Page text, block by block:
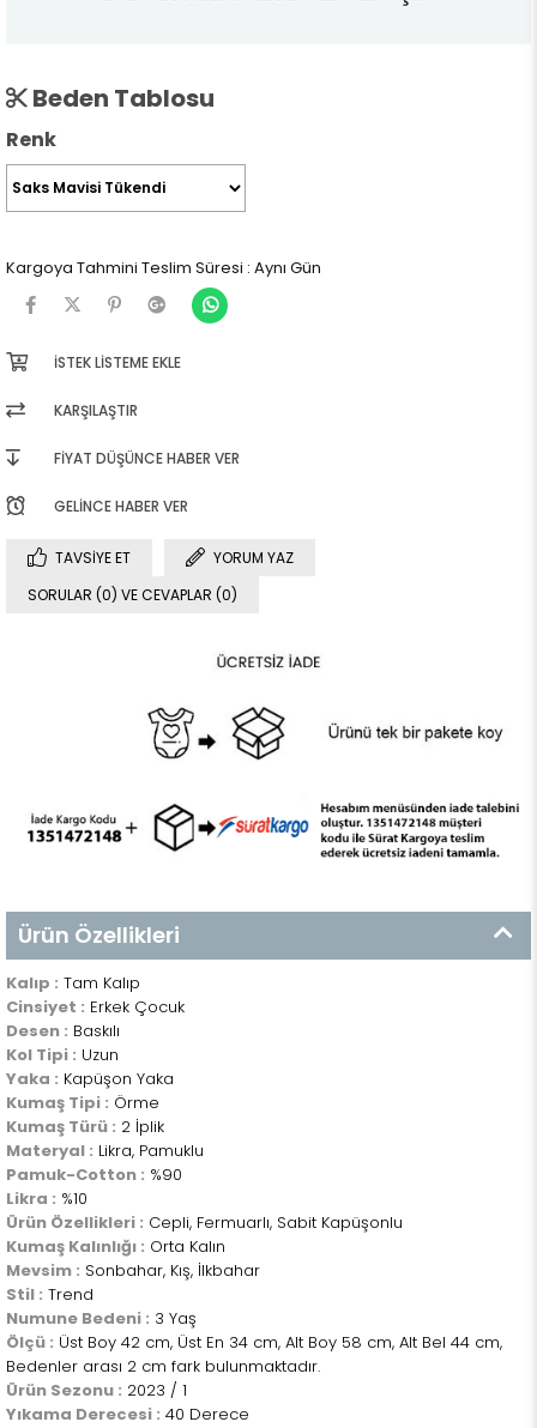
Beden Tablosu
Renk
Kargoya Tahmini Teslim Süresi : Aynı Gün
İSTEK LISTEME EKLE
KARŞILAŞTIR
FIYAT DÜŞÜNCE HABER VER
GELINCE HABER VER
TAVSIYE ET
YORUM YAZ
SORULAR (0) VE CEVAPLAR (0)
Ürün Özellikleri
Kalıp : Tam Kalıp
Cinsiyet : Erkek Çocuk
Desen : Baskılı
Kol Tipi : Uzun
Yaka : Kapüşon Yaka
Kumaş Tipi : Örme
Kumaş Türü : 2 İplik
Materyal : Likra, Pamuklu
Pamuk-Cotton : %90
Likra : %10
Ürün Özellikleri : Cepli, Fermuarlı, Sabit Kapüşonlu
Kumaş Kalınlığı : Orta Kalın
Mevsim : Sonbahar, Kış, İlkbahar
Stil : Trend
Numune Bedeni : 3 Yaş
Ölçü : Üst Boy 42 cm, Üst En 34 cm, Alt Boy 58 cm, Alt Bel 44 cm,
Bedenler arası 2 cm fark bulunmaktadır.
Ürün Sezonu : 2023 / 1
Yıkama Derecesi : 40 Derece